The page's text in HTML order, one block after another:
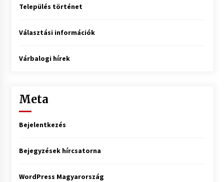
Település történet
Választási információk
Várbalogi hírek
Meta
Bejelentkezés
Bejegyzések hírcsatorna
WordPress Magyarország